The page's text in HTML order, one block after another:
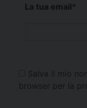
La tua email*
Salva il mio
browser per la